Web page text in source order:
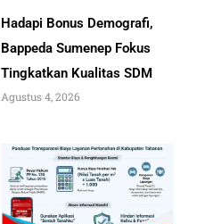
Hadapi Bonus Demografi,
Bappeda Sumenep Fokus
Tingkatkan Kualitas SDM
Agustus 4, 2026